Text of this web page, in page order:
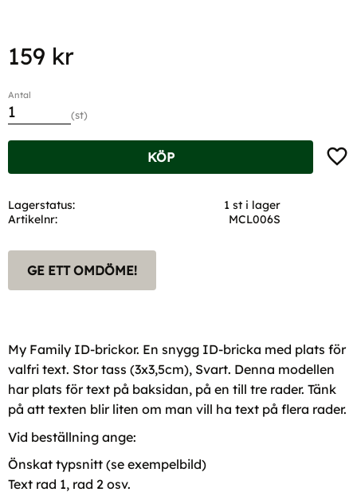
159 kr
Antal
st
KÖP
Lagerstatus
1 st i lager
Artikelnr
MCL006S
GE ETT OMDÖME!
My Family ID-brickor. En snygg ID-bricka med plats för
valfri text. Stor tass (3x3,5cm), Svart. Denna modellen
har plats för text på baksidan, på en till tre rader. Tänk
på att texten blir liten om man vill ha text på flera rader.
Vid beställning ange:
Önskat typsnitt (se exempelbild)
Text rad 1, rad 2 osv.